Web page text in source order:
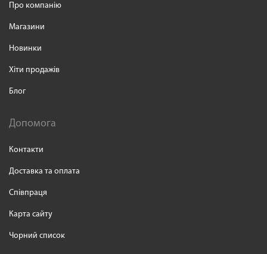
Про компанію
Магазини
Новинки
Хіти продажів
Блог
Допомога
Контакти
Доставка та оплата
Співпраця
Карта сайту
Чорний список